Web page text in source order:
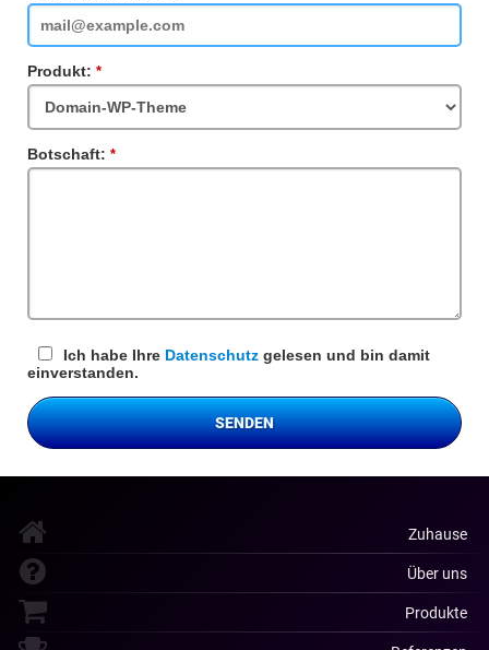
Produkt:
Botschaft:
Ich habe Ihre Datenschutz gelesen und bin damit
einverstanden.
SENDEN
Zuhause
Über uns
Produkte